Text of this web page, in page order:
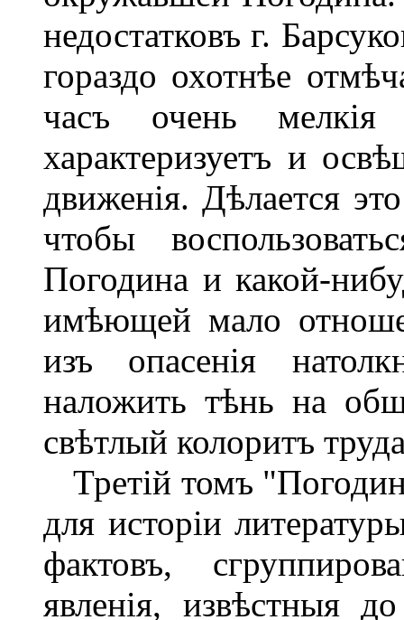
недостатковъ г.
гораздо охотнѣе
часъ очень мелкія
характеризуетъ и
движенія. Дѣлается
чтобы
Погодина и какой-
имѣющей мало
изъ опасенія
наложить тѣнь на
свѣтлый колоритъ
Третій томъ
для исторіи
фактовъ,
явленія, извѣстныя